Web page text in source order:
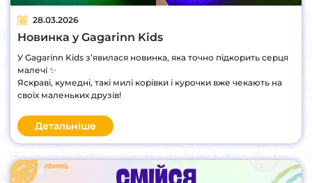
28.03.2026
Новинка у Gagarinn Kids
У Gagarinn Kids з’явилася новинка, яка точно підкорить серця
малечі ✨
Яскраві, кумедні, такі милі корівки і курочки вже чекають на
своїх маленьких друзів!
Детальніше